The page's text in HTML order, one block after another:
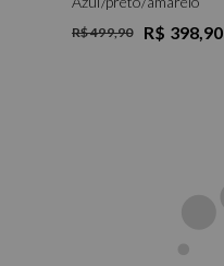
R$ 499,90 R$ 398,90